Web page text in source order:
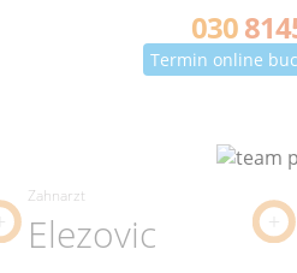
030
Termin online
Zahnarzt
Elezovic